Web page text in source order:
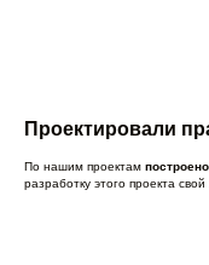
Проектировали
По нашим проектам
разработку этого проекта